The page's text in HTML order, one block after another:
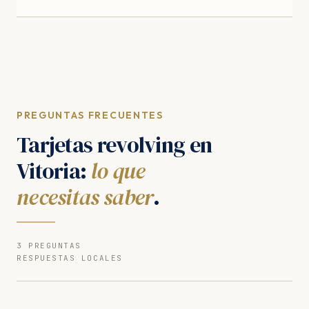
PREGUNTAS FRECUENTES
Tarjetas revolving en
Vitoria: lo que
necesitas saber.
3 PREGUNTAS
RESPUESTAS LOCALES